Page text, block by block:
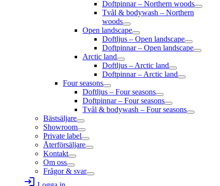
Doftpinnar – Northern woods
Tvål & bodywash – Northern
woods
Open landscape
Doftljus – Open landscape
Doftpinnar – Open landscape
Arctic land
Doftljus – Arctic land
Doftpinnar – Arctic land
Four seasons
Doftljus – Four seasons
Doftpinnar – Four seasons
Tvål & bodywash – Four seasons
Bästsäljare
Showroom
Private label
Återförsäljare
Kontakt
Om oss
Frågor & svar
login